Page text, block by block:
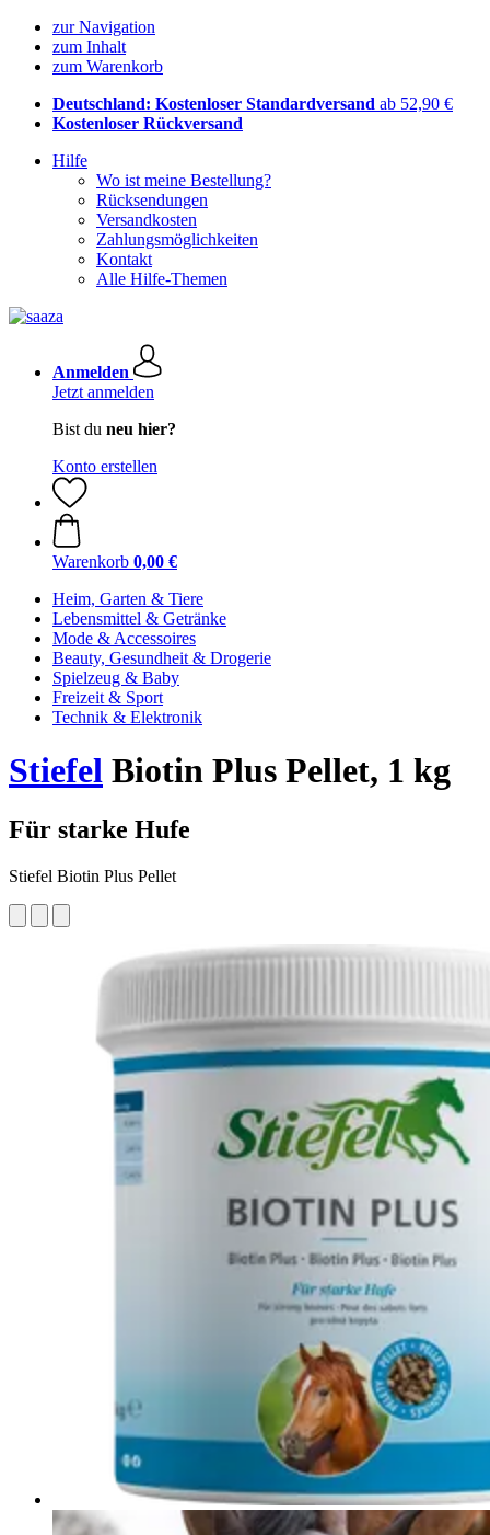
zur Navigation
zum Inhalt
zum Warenkorb
Deutschland: Kostenloser Standardversand ab 52,90 €
Kostenloser Rückversand
Hilfe
Wo ist meine Bestellung?
Rücksendungen
Versandkosten
Zahlungsmöglichkeiten
Kontakt
Alle Hilfe-Themen
Anmelden
Jetzt anmelden
Bist du neu hier?
Konto erstellen
Warenkorb 0,00 €
Heim, Garten & Tiere
Lebensmittel & Getränke
Mode & Accessoires
Beauty, Gesundheit & Drogerie
Spielzeug & Baby
Freizeit & Sport
Technik & Elektronik
Stiefel Biotin Plus Pellet, 1 kg
Für starke Hufe
Stiefel Biotin Plus Pellet